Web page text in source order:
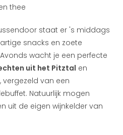
thee
staat er 's middags
snacks en zoete
wacht je een perfecte
uit het Pitztal en
vergezeld van een
Natuurlijk mogen
uit de eigen wijnkelder van